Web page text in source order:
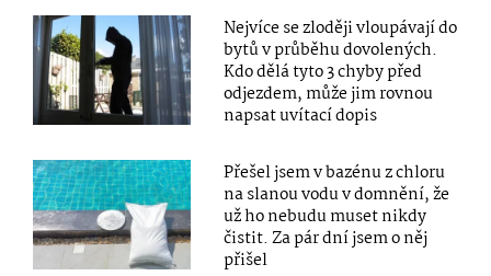
Nejvíce se zloději vloupávají do
bytů v průběhu dovolených.
Kdo dělá tyto 3 chyby před
odjezdem, může jim rovnou
napsat uvítací dopis
Přešel jsem v bazénu z chloru
na slanou vodu v domnění, že
už ho nebudu muset nikdy
čistit. Za pár dní jsem o něj
přišel